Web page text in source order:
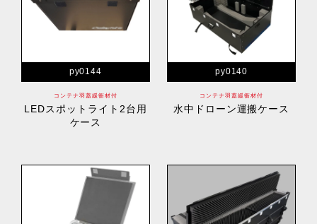
コンテナ羽蓋緩衝材付
py0144
LEDスポットライト2台用
ケース
コンテナ羽蓋緩衝材付
py0140
水中ドローン運搬ケース